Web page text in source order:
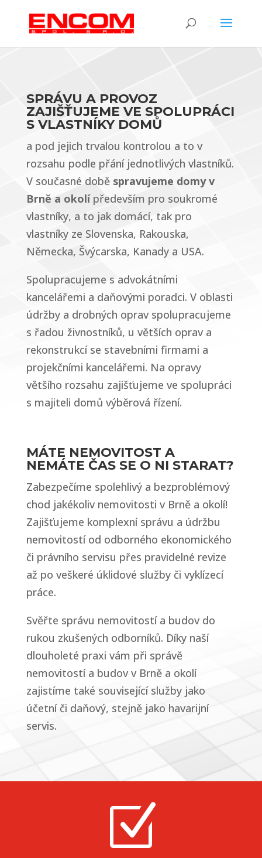
SPRÁVU A PROVOZ
ZAJIŠŤUJEME VE SPOLUPRÁCI
S VLASTNÍKY DOMŮ
a pod jejich trvalou kontrolou a to v
rozsahu podle přání jednotlivých vlastníků.
V současné době spravujeme domy v
Brně a okolípředevším pro soukromé
vlastníky, a to jak domácí, tak pro
vlastníky ze Slovenska, Rakouska,
Německa, Švýcarska, Kanady a USA.
Spolupracujeme s advokátními
kancelářemi a daňovými poradci. V oblasti
údržby a drobných oprav spolupracujeme
s řadou živnostníků, u větších oprav a
rekonstrukcí se stavebními firmami a
projekčními kancelářemi. Na opravy
většího rozsahu zajišťujeme ve spolupráci
s majiteli domů výběrová řízení.
MÁTE NEMOVITOST A
NEMÁTE ČAS SE O NI STARAT?
Zabezpečíme spolehlivý a bezproblémový
chod jakékoliv nemovitosti v Brně a okolí!
Zajišťujeme komplexní správu a údržbu
nemovitostí od odborného ekonomického
či právního servisu přes pravidelné revize
až po veškeré úklidové služby či vyklízecí
práce.
Svěřte správu nemovitostí a budov do
rukou zkušených odborníků. Díky naší
dlouholeté praxi vám při správě
nemovitostí a budov v Brně a okolí
zajistíme také související služby jako
účetní či daňový, stejně jako havarijní
servis.
Z